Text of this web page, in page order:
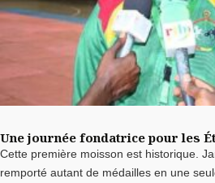
Une journée fondatrice pour les
Cette première moisson est historique.
remporté autant de médailles en une